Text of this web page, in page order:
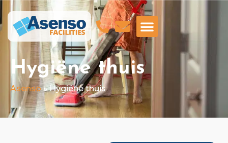
Hygiëne thuis
Asenso»Hygiëne thuis